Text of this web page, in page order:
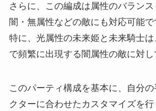
さらに、この編成は属性のバランス
闇・無属性などの敵にも対応可能で
特に、光属性の未来姫と未来騎士
で頻繁に出現する闇属性の敵に対し
このパーティ構成を基本に、自分
クターに合わせたカスタマイズを行